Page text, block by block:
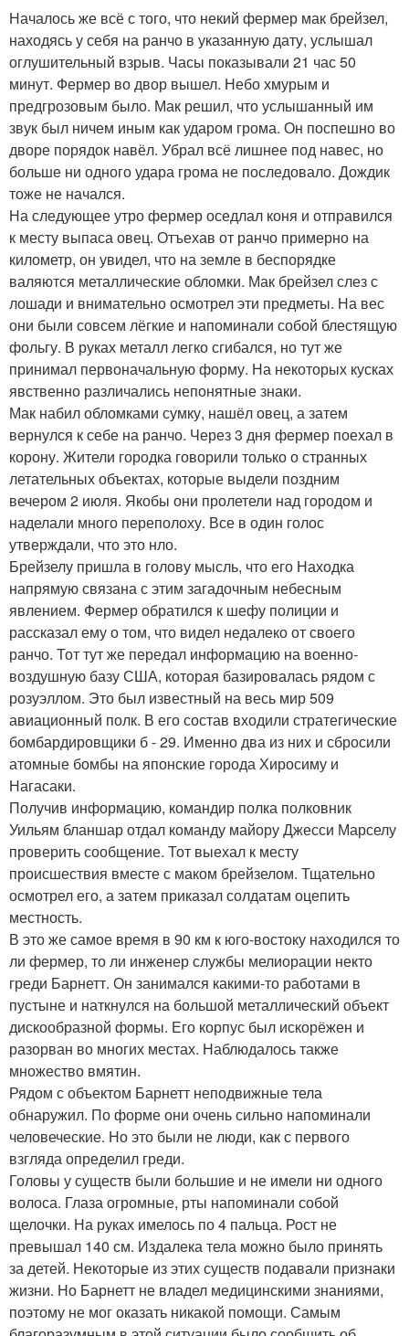
Началось же всё с того, что некий фермер мак брейзел,
находясь у себя на ранчо в указанную дату, услышал
оглушительный взрыв. Часы показывали 21 час 50
минут. Фермер во двор вышел. Небо хмурым и
предгрозовым было. Мак решил, что услышанный им
звук был ничем иным как ударом грома. Он поспешно во
дворе порядок навёл. Убрал всё лишнее под навес, но
больше ни одного удара грома не последовало. Дождик
тоже не начался.
На следующее утро фермер оседлал коня и отправился
к месту выпаса овец. Отъехав от ранчо примерно на
километр, он увидел, что на земле в беспорядке
валяются металлические обломки. Мак брейзел слез с
лошади и внимательно осмотрел эти предметы. На вес
они были совсем лёгкие и напоминали собой блестящую
фольгу. В руках металл легко сгибался, но тут же
принимал первоначальную форму. На некоторых кусках
явственно различались непонятные знаки.
Мак набил обломками сумку, нашёл овец, а затем
вернулся к себе на ранчо. Через 3 дня фермер поехал в
корону. Жители городка говорили только о странных
летательных объектах, которые выдели поздним
вечером 2 июля. Якобы они пролетели над городом и
наделали много переполоху. Все в один голос
утверждали, что это нло.
Брейзелу пришла в голову мысль, что его Находка
напрямую связана с этим загадочным небесным
явлением. Фермер обратился к шефу полиции и
рассказал ему о том, что видел недалеко от своего
ранчо. Тот тут же передал информацию на военно-
воздушную базу США, которая базировалась рядом с
розуэллом. Это был известный на весь мир 509
авиационный полк. В его состав входили стратегические
бомбардировщики б - 29. Именно два из них и сбросили
атомные бомбы на японские города Хиросиму и
Нагасаки.
Получив информацию, командир полка полковник
Уильям бланшар отдал команду майору Джесси Марселу
проверить сообщение. Тот выехал к месту
происшествия вместе с маком брейзелом. Тщательно
осмотрел его, а затем приказал солдатам оцепить
местность.
В это же самое время в 90 км к юго-востоку находился то
ли фермер, то ли инженер службы мелиорации некто
греди Барнетт. Он занимался какими-то работами в
пустыне и наткнулся на большой металлический объект
дискообразной формы. Его корпус был искорёжен и
разорван во многих местах. Наблюдалось также
множество вмятин.
Рядом с объектом Барнетт неподвижные тела
обнаружил. По форме они очень сильно напоминали
человеческие. Но это были не люди, как с первого
взгляда определил греди.
Головы у существ были большие и не имели ни одного
волоса. Глаза огромные, рты напоминали собой
щелочки. На руках имелось по 4 пальца. Рост не
превышал 140 см. Издалека тела можно было принять
за детей. Некоторые из этих существ подавали признаки
жизни. Но Барнетт не владел медицинскими знаниями,
поэтому не мог оказать никакой помощи. Самым